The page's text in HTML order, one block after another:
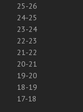
25-26
24-25
23-24
22-23
21-22
20-21
19-20
18-19
17-18